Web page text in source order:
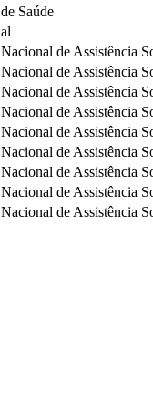
Saúde
de Assistência
de Assistência
de Assistência
de Assistência
de Assistência
de Assistência
de Assistência
de Assistência
de Assistência